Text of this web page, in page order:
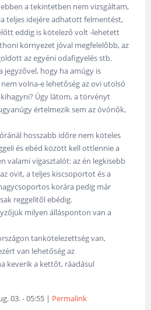
a tekintetben nem vizsgáltam,
teljes idejére adhatott felmentést,
eddig is kötelező volt -lehetett
környezet jóval megfelelőbb, az
az egyéni odafigyelés stb.
jegyzővel, hogy ha amúgy is
volna-e lehetőség az ovi utolsó
Úgy látom, a törvényt
értelmezik sem az óvónők,
hosszabb időre nem köteles
és ebéd között kell ottlennie a
valami vígasztalót: az én legkisebb
ovit, a teljes kiscsoportot és a
korára pedig már
reggelitől ebédig.
milyen állásponton van a
tankötelezettség van,
van lehetőség az
keverik a kettőt, ráadásul
03. - 05:55 | Permalink